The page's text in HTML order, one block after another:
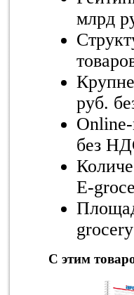
млрд
руб.
без
E-
grocery
С этим